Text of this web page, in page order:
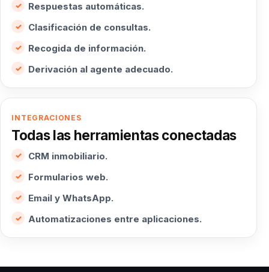
Respuestas automáticas.
Clasificación de consultas.
Recogida de información.
Derivación al agente adecuado.
INTEGRACIONES
Todas las herramientas conectadas
CRM inmobiliario.
Formularios web.
Email y WhatsApp.
Automatizaciones entre aplicaciones.